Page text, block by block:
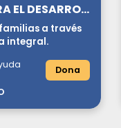
AYUDA PARA EL DESARROLLO HUMANO INTEGRAL
a través
integral.
Dona